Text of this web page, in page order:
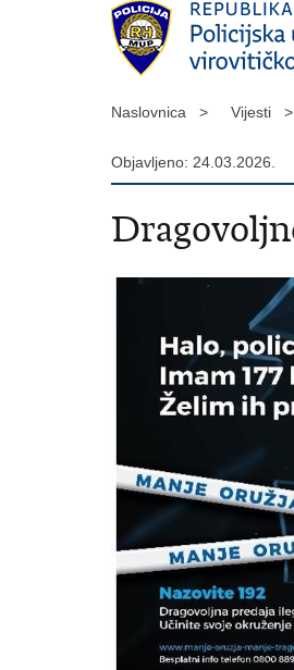
Naslovnica > Vijesti >
Objavljeno: 24.03.2026.